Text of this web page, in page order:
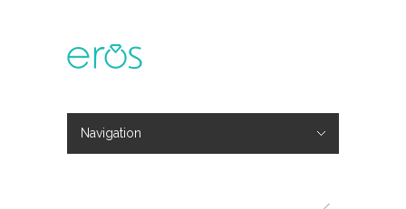
Navigation